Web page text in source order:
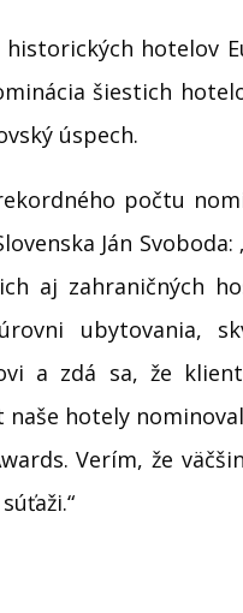
historických hotelov
šiestich
úspech.
počtu
Ján
aj zahraničných
ubytovania,
a zdá sa, že
naše hotely
Verím, že